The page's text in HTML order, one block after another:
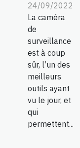
24/09/2022
La caméra
de
surveillance
est à coup
sûr, l’un des
meilleurs
outils ayant
vu le jour, et
qui
permettent...